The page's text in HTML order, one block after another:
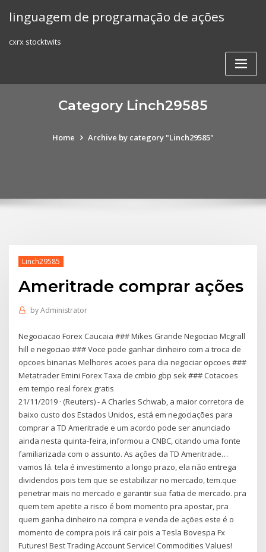
linguagem de programação de ações
cxrx stocktwits
Category Linch29585
Home Archive by category "Linch29585"
Linch29585
Ameritrade comprar ações
byAdministrator
Negociacao Forex Caucaia ### Mikes Grande Negociao Mcgrall
hill e negociao ### Voce pode ganhar dinheiro com a troca de
opcoes binarias Melhores acoes para dia negociar opcoes ###
Metatrader Emini Forex Taxa de cmbio gbp sek ### Cotacoes
em tempo real forex gratis
21/11/2019 · (Reuters) - A Charles Schwab, a maior corretora de
baixo custo dos Estados Unidos, está em negociações para
comprar a TD Ameritrade e um acordo pode ser anunciado
ainda nesta quinta-feira, informou a CNBC, citando uma fonte
familiarizada com o assunto. As ações da TD Ameritrade…
vamos lá. tela é investimento a longo prazo, ela não entrega
dividendos pois tem que se estabilizar no mercado, tem.que
penetrar mais no mercado e garantir sua fatia de mercado. pra
quem tem apetite a risco é bom momento pra apostar, pra
quem ganha dinheiro na compra e venda de ações este é o
momento de compra pois irá cair pois a Tesla Bovespa Fx
Futures! Best Trading Account Service! Commodities Values!